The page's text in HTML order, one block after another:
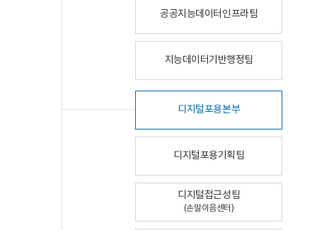
공공지능데이터인프라팀
지능데이터기반행정팀
디지털포용본부
디지털포용기획팀
디지털접근성팀
(손말이음센터)